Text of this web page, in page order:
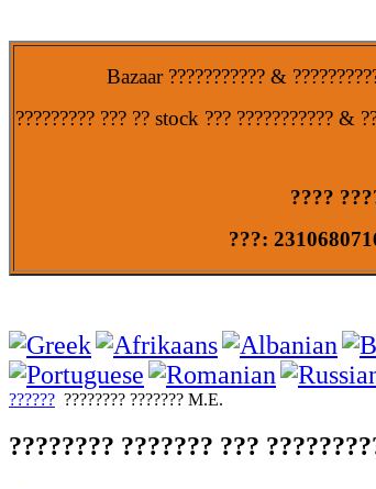
Bazaar ??????????? &
????????? ??? ?? stock ??? ??????????? &
????
???:
?????? ???????? ??????? M.E.
???????? ??????? ???